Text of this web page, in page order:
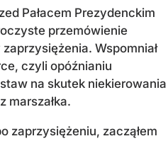
Pałacem Prezydenckim
przemówienie
Wspomniał
czyli opóźnianiu
na skutek niekierowania
marszałka.
zaprzysiężeniu, zacząłem